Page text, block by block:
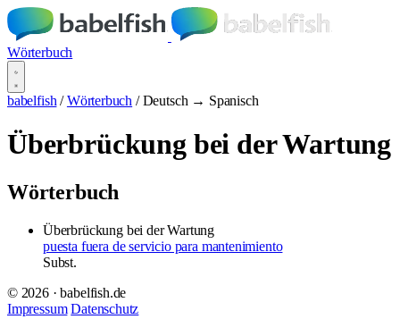
Wörterbuch
babelfish / Wörterbuch / Deutsch → Spanisch
Überbrückung bei der Wartung
Wörterbuch
Überbrückung bei der Wartung
puesta fuera de servicio para mantenimiento
Subst.
© 2026 · babelfish.de
Impressum Datenschutz